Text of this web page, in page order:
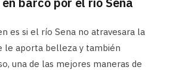
es si el río Sena no atravesara la
le aporta belleza y también
una de las mejores maneras de